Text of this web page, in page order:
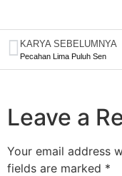
KARYA SEBELUMNYA
Pecahan Lima Puluh Sen
Leave a
Your email address
fields are marked *